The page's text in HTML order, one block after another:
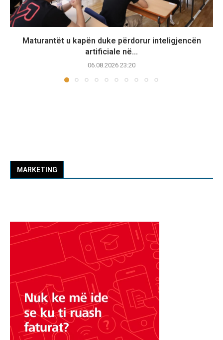
Maturantët u kapën duke përdorur inteligjencën
artificiale në...
06.08.2026 23:20
MARKETING